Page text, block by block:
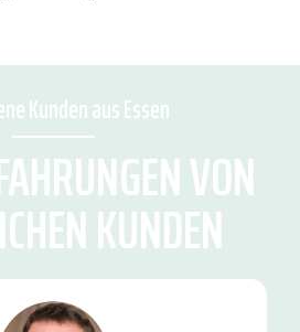
Kunden aus Essen
VON
KUNDEN